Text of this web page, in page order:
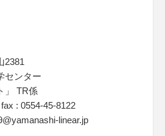
2381
センター
」 TR係
: 0554-45-8122
linear.jp